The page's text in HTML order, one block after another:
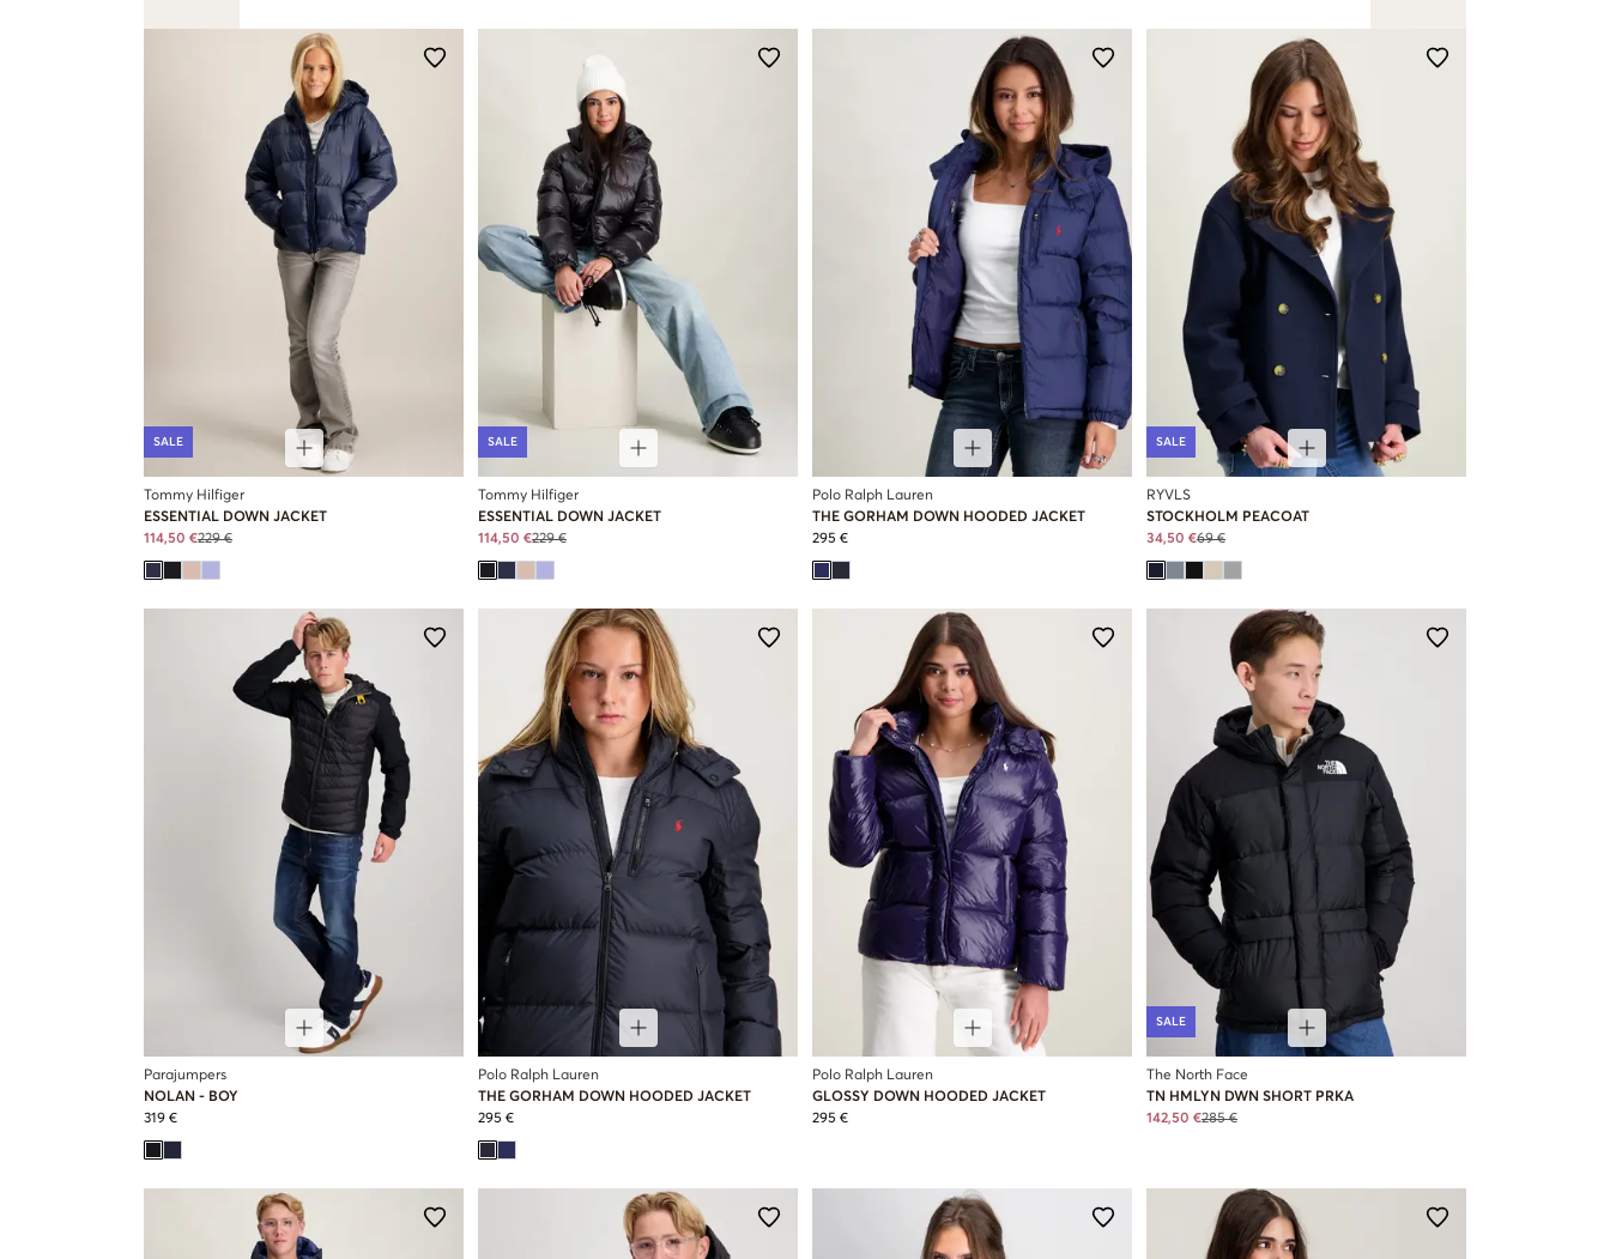
SALE
Tommy Hilfiger
ESSENTIAL DOWN JACKET
114,50 €229 €
SALE
Tommy Hilfiger
ESSENTIAL DOWN JACKET
114,50 €229 €
Polo Ralph Lauren
THE GORHAM DOWN HOODED JACKET
295 €
SALE
RYVLS
STOCKHOLM PEACOAT
34,50 €69 €
Parajumpers
NOLAN - BOY
319 €
Polo Ralph Lauren
THE GORHAM DOWN HOODED JACKET
295 €
Polo Ralph Lauren
GLOSSY DOWN HOODED JACKET
295 €
SALE
The North Face
TN HMLYN DWN SHORT PRKA
142,50 €285 €